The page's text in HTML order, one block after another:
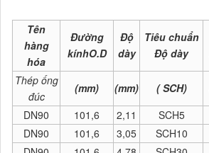
Tên
hàng
hóa
Đường
kínhO.D
Độ
dày
Tiêu chuẩn
Độ dày
Thép ống
đúc
(mm) (mm) ( SCH)
DN90
101,6 2,11 SCH5
DN90
101,6 3,05 SCH10